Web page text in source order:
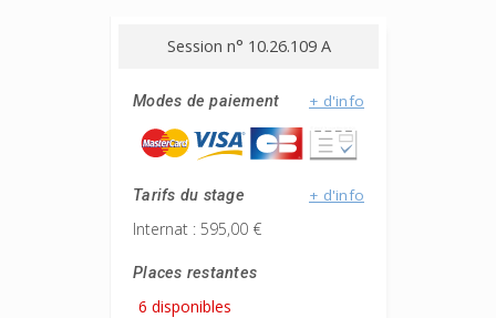
Session n° 10.26.109 A
Modes de paiement + d'info
Tarifs du stage + d'info
Internat : 595,00 €
Places restantes
6 disponibles